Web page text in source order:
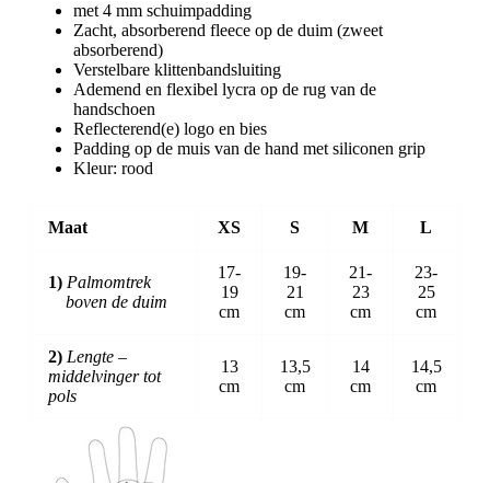
met 4 mm schuimpadding
Zacht, absorberend fleece op de duim (zweet
absorberend)
Verstelbare klittenbandsluiting
Ademend en flexibel lycra op de rug van de
handschoen
Reflecterend(e) logo en bies
Padding op de muis van de hand met siliconen grip
Kleur: rood
Maat XS S M L
1) Palmomtrek
boven de duim
17-
19
cm
19-
21
cm
21-
23
cm
23-
25
cm
2) Lengte –
middelvinger tot
pols
13
cm
13,5
cm
14
cm
14,5
cm